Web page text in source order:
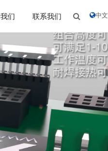
们 联系我们 中文